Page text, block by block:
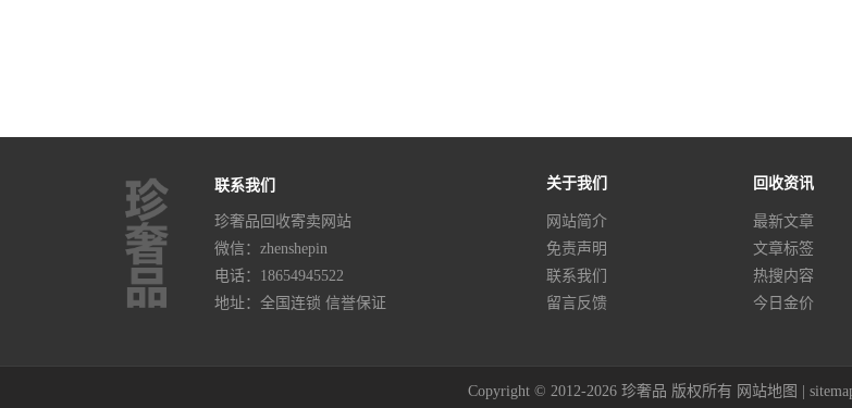
联系我们
珍奢品回收寄卖网站
微信：zhenshepin
电话： 18654945522
地址：全国连锁 信誉保证
关于我们
网站简介
免责声明
联系我们
留言反馈
回收资讯
最新文章
文章标签
热搜内容
今日金价
Copyright © 2012-2026 珍奢品 版权所有 网站地图